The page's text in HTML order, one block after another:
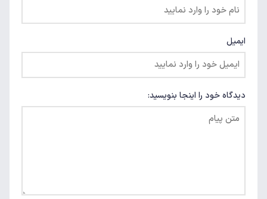
ایمیل
دیدگاه خود را اینجا بنویسید: